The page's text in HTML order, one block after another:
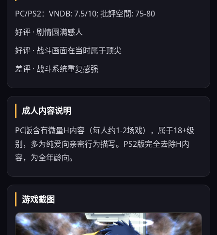
PC/PS2：VNDB: 7.5/10; 批評空間: 75-80
好评 · 剧情圆满感人
好评 · 战斗画面在当时属于顶尖
差评 · 战斗系统重复感强
成人内容说明
PC版含有微量H内容（每人约1-2场戏），属于18+级
别，多为纯爱向亲密行为描写。PS2版完全去除H内
容，为全年龄向。
游戏截图